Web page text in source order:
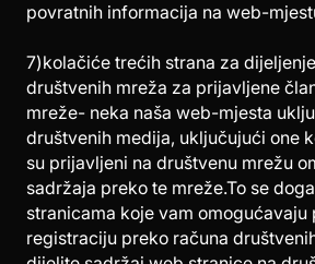
povratnih informacija na web-
7)kolačiće trećih strana za
društvenih mreža za prijavljene
mreže- neka naša web-mjesta
društvenih medija, uključujući one
su prijavljeni na društvenu mrežu
sadržaja preko te mreže.To se
stranicama koje vam omogućavaju
registraciju preko računa